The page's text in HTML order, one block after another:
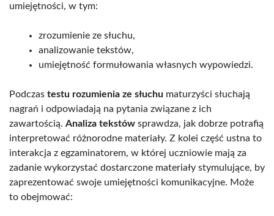
umiejętności, w tym:
zrozumienie ze słuchu,
analizowanie tekstów,
umiejętność formułowania własnych wypowiedzi.
Podczas testu rozumienia ze słuchu maturzyści słuchają
nagrań i odpowiadają na pytania związane z ich
zawartością. Analiza tekstów sprawdza, jak dobrze potrafią
interpretować różnorodne materiały. Z kolei część ustna to
interakcja z egzaminatorem, w której uczniowie mają za
zadanie wykorzystać dostarczone materiały stymulujące, by
zaprezentować swoje umiejętności komunikacyjne. Może
to obejmować: